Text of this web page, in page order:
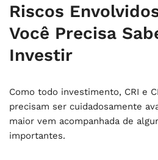
Riscos
Você Precisa
Investir
Como todo investimento, CRI e
precisam ser cuidadosamente
maior vem acompanhada de
importantes.